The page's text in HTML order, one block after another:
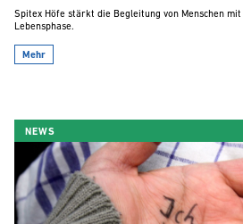
Spitex Höfe stärkt die Begleitung von Menschen
Lebensphase.
Mehr
NEWS